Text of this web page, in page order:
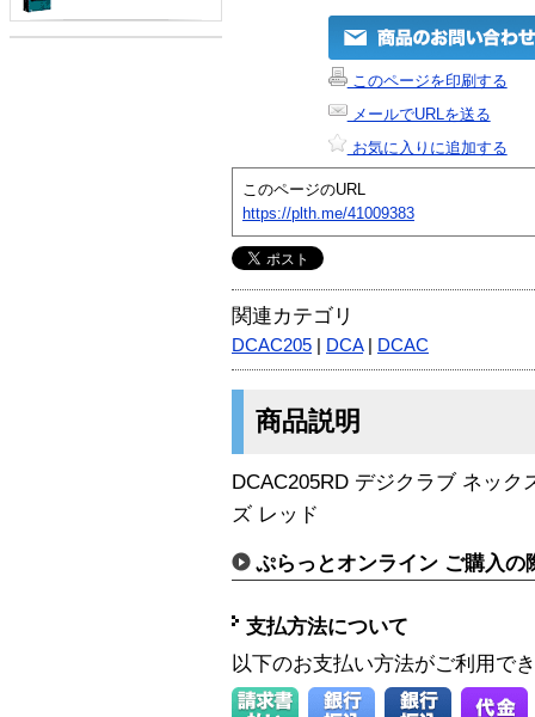
このページを印刷する
メールでURLを送る
お気に入りに追加する
このページのURL
https://plth.me/41009383
関連カテゴリ
DCAC205 DCA| DCAC
商品説明
DCAC205RD デジクラブ ネッ
ズ レッド
ぷらっとオンライン ご購入の
支払方法について
以下のお支払い方法がご利用で